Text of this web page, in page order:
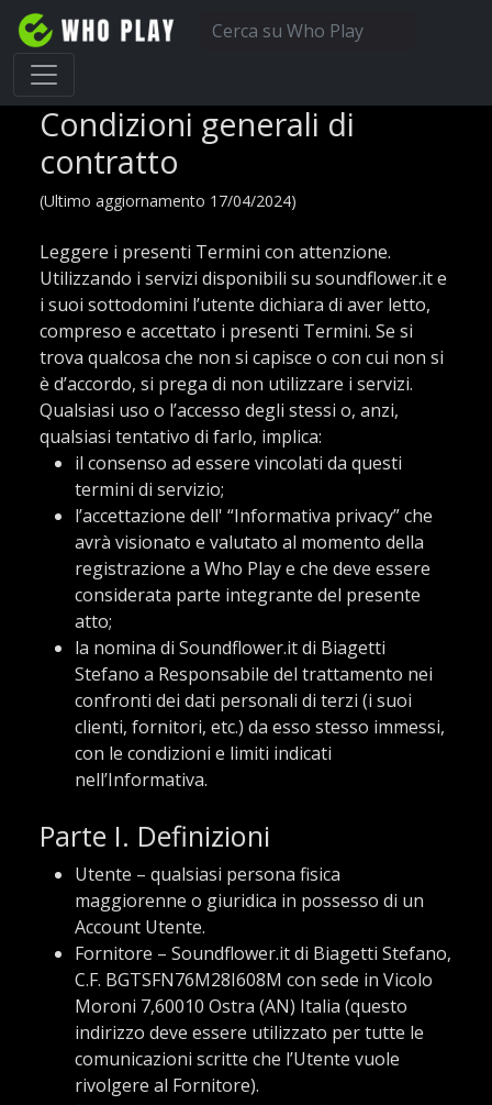
Condizioni generali di
contratto
(Ultimo aggiornamento 17/04/2024)
Leggere i presenti Termini con attenzione.
Utilizzando i servizi disponibili su soundflower.it e
i suoi sottodomini l’utente dichiara di aver letto,
compreso e accettato i presenti Termini. Se si
trova qualcosa che non si capisce o con cui non si
è d’accordo, si prega di non utilizzare i servizi.
Qualsiasi uso o l’accesso degli stessi o, anzi,
qualsiasi tentativo di farlo, implica:
il consenso ad essere vincolati da questi
termini di servizio;
l’accettazione dell' “Informativa privacy” che
avrà visionato e valutato al momento della
registrazione a Who Play e che deve essere
considerata parte integrante del presente
atto;
la nomina di Soundflower.it di Biagetti
Stefano a Responsabile del trattamento nei
confronti dei dati personali di terzi (i suoi
clienti, fornitori, etc.) da esso stesso immessi,
con le condizioni e limiti indicati
nell’Informativa.
Parte I. Definizioni
Utente – qualsiasi persona fisica
maggiorenne o giuridica in possesso di un
Account Utente.
Fornitore – Soundflower.it di Biagetti Stefano,
C.F. BGTSFN76M28I608M con sede in Vicolo
Moroni 7,60010 Ostra (AN) Italia (questo
indirizzo deve essere utilizzato per tutte le
comunicazioni scritte che l’Utente vuole
rivolgere al Fornitore).